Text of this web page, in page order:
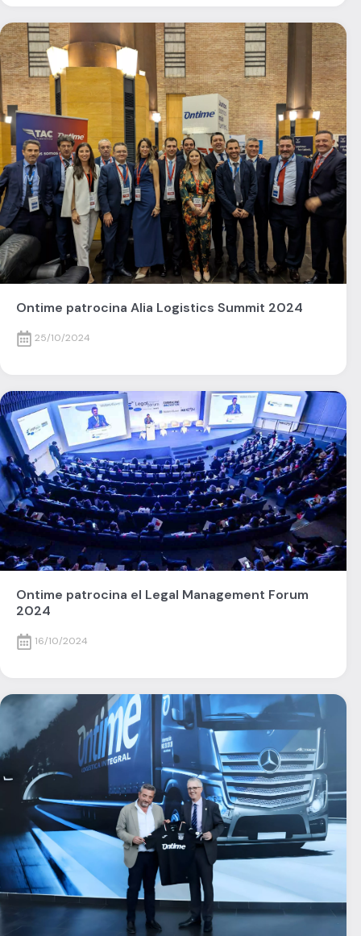
Ontime patrocina Alia Logistics Summit 2024
25/10/2024
Ontime patrocina el Legal Management Forum
2024
16/10/2024